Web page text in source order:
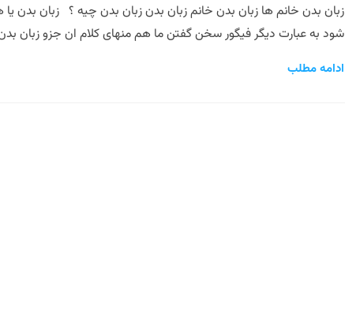
زبان بدن خانم ها زبان بدن خانم زبان بدن زبان بدن چیه ؟ زبان بدن یا
شود به عبارت دیگر فیگور سخن گفتن ما هم منهای کلام ان جزو زبان
ادامه مطلب